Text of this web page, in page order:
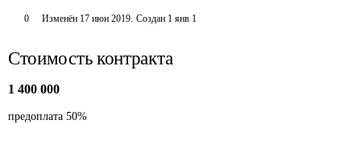
0 Изменён 17 июн 2019. Создан 1 янв 1
Стоимость контракта
1 400 000
предоплата 50%